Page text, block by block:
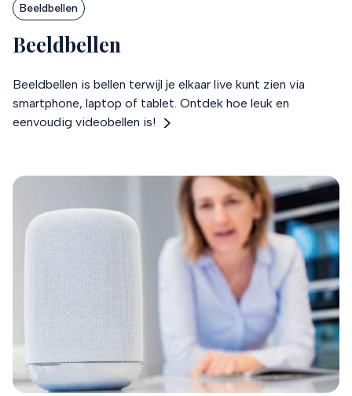
Beeldbellen
Beeldbellen
Beeldbellen is bellen terwijl je elkaar live kunt zien via
smartphone, laptop of tablet. Ontdek hoe leuk en
eenvoudig videobellen is!